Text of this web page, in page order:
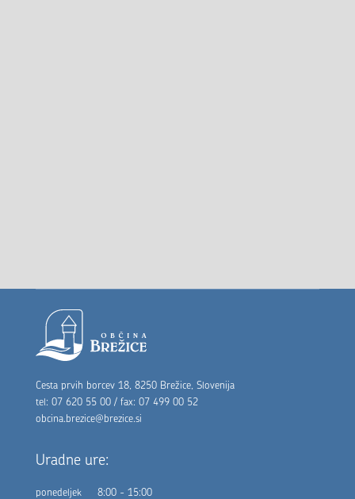
Noga strani
Cesta prvih borcev 18, 8250 Brežice, Slovenija
tel: 07 620 55 00 / fax: 07 499 00 52
obcina.brezice@brezice.si
Uradne ure:
ponedeljek 8:00 - 15:00